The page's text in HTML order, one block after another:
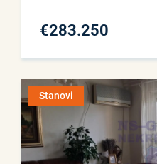
€283.250
Stanovi